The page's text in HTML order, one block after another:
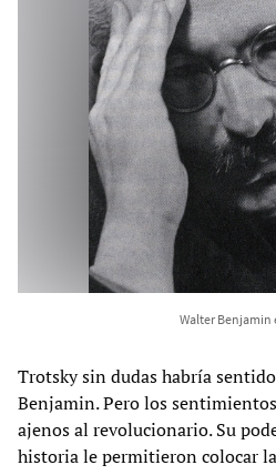
Walter Benjamin
Trotsky sin dudas habría
Benjamin. Pero los
ajenos al revolucionario. Su
historia le permitieron colocar